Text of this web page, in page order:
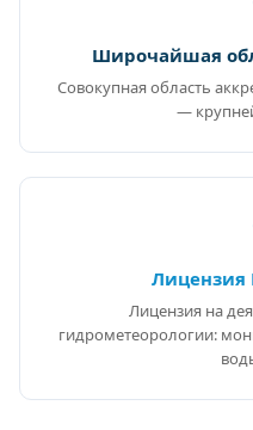
Широчайшая
Совокупная область
—
Лицензия
Лицензия на
гидрометеорологии: